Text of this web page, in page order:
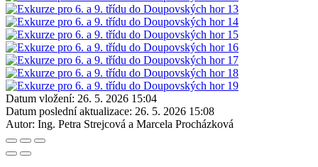
Datum vložení: 26. 5. 2026 15:04
Datum poslední aktualizace: 26. 5. 2026 15:08
Autor: Ing. Petra Strejcová a Marcela Procházková